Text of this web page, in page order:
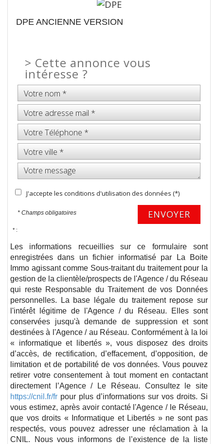
DPE ANCIENNE VERSION
> Cette annonce vous
intéresse ?
J'accepte les conditions d'utilisation des données (*)
* Champs obligatoires ENVOYER
* :
Les informations recueillies sur ce formulaire sont
enregistrées dans un fichier informatisé par La Boite
Immo agissant comme Sous-traitant du traitement pour la
gestion de la clientèle/prospects de l'Agence / du Réseau
qui reste Responsable du Traitement de vos Données
personnelles. La base légale du traitement repose sur
l'intérêt légitime de l'Agence / du Réseau. Elles sont
conservées jusqu'à demande de suppression et sont
destinées à l'Agence / au Réseau. Conformément à la loi
« informatique et libertés », vous disposez des droits
d’accès, de rectification, d’effacement, d’opposition, de
limitation et de portabilité de vos données. Vous pouvez
retirer votre consentement à tout moment en contactant
directement l’Agence / Le Réseau. Consultez le site
https://cnil.fr/fr pour plus d’informations sur vos droits. Si
vous estimez, après avoir contacté l'Agence / le Réseau,
que vos droits « Informatique et Libertés » ne sont pas
respectés, vous pouvez adresser une réclamation à la
CNIL. Nous vous informons de l’existence de la liste